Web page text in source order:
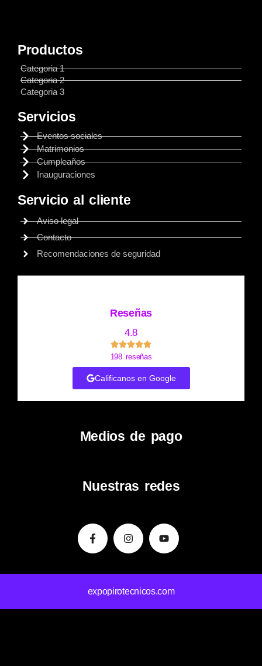
Productos
Categoria 1
Categoria 2
Categoria 3
Servicios
Eventos sociales
Matrimonios
Cumpleaños
Inauguraciones
Servicio al cliente
Aviso legal
Contacto
Recomendaciones de seguridad
Reseñas
4.8
198 reseñas
Calificanos en Google
Medios de pago
Nuestras redes
Facebook-
f
InstagramYoutube
expopirotecnicos.com